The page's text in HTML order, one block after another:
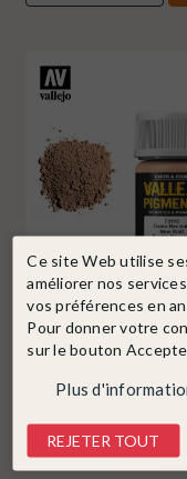
VALLEJO / AUGUST
Pigments à effet, Rouille
Récente, 35ml -
En stock !
3,25 €
Ce site Web utilise
améliorer nos
vos préférences en
Pour donner votre
sur le bouton
Plus
REJETER TOUT